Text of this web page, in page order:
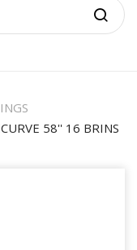
58'' 16 BRINS